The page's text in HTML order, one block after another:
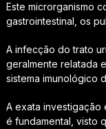
Este microrganismo
gastrointestinal, os
A infecção do trato
geralmente relatada
sistema imunológico
A exata investigação
é fundamental, visto